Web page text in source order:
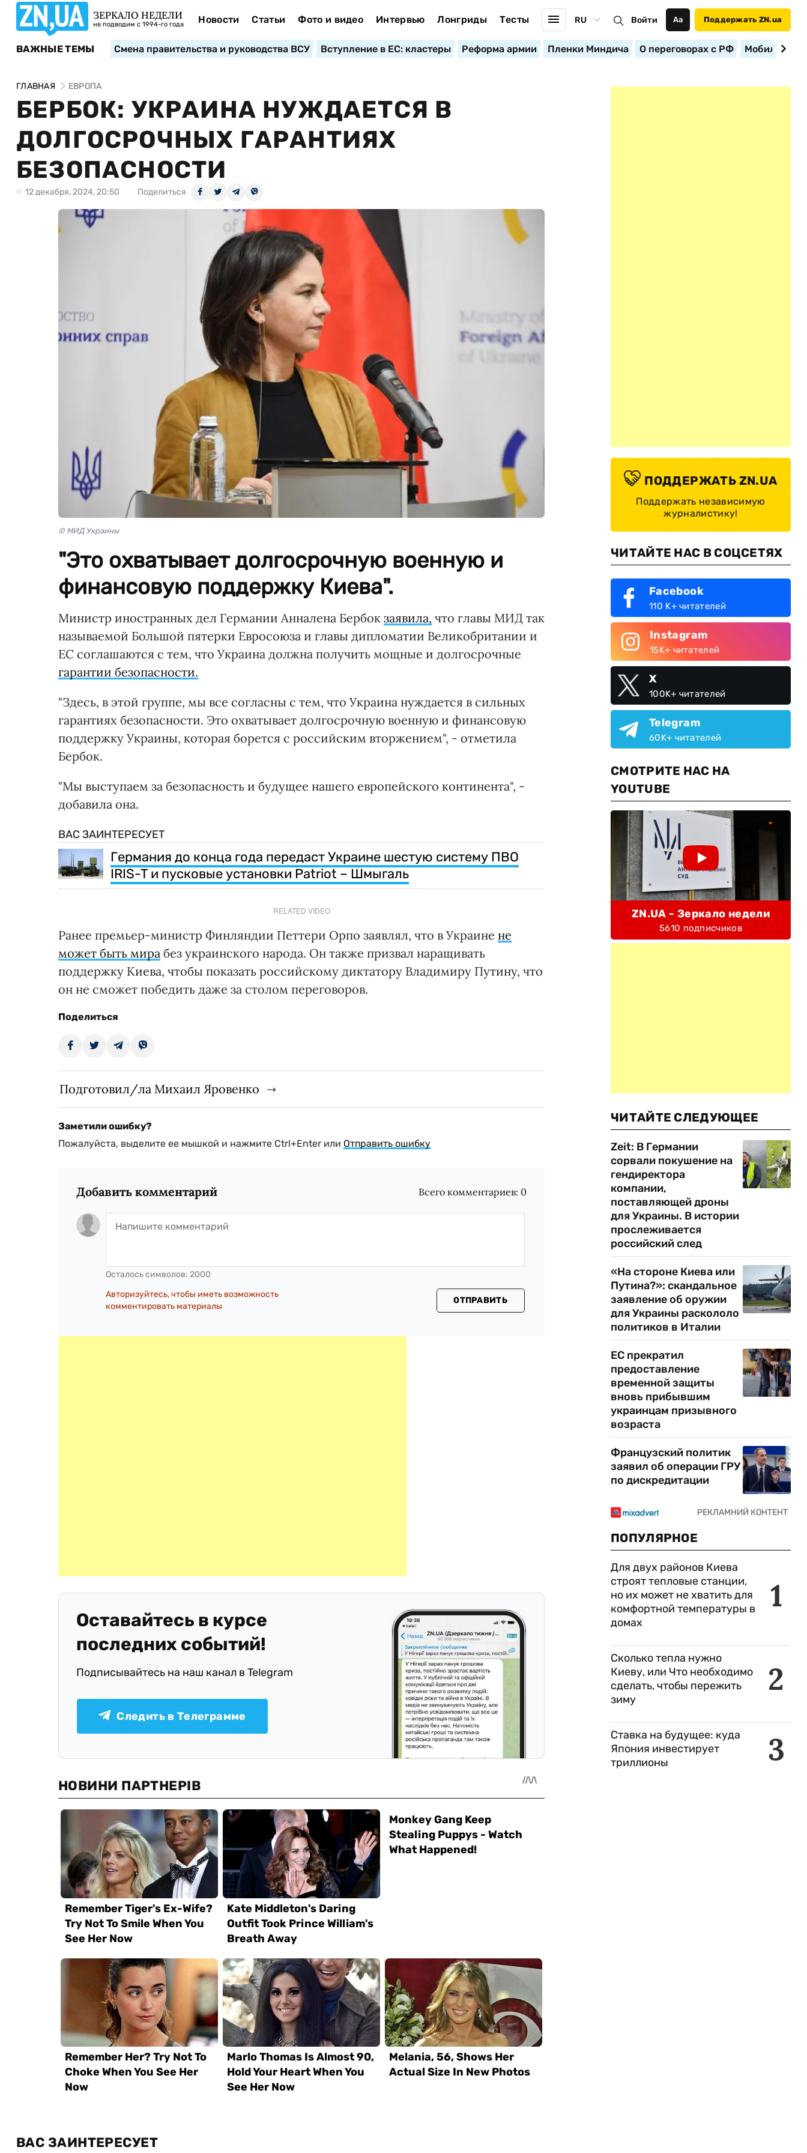
ЗЕРКАЛО НЕДЕЛИ
не подводим с 1994-го года Новости Статьи Фото и видео Интервью Лонгриды Тесты RU Войти Аа Поддержать ZN.ua
ВАЖНЫЕ ТЕМЫ Смена правительства и руководства ВСУ Вступление в ЕС: кластеры Реформа армии Пленки Миндича О переговорах с РФ
ГЛАВНАЯ ЕВРОПА
БЕРБОК: УКРАИНА НУЖДАЕТСЯ В
ДОЛГОСРОЧНЫХ ГАРАНТИЯХ
БЕЗОПАСНОСТИ
12 декабря, 2024, 20:50 Поделиться
© МИД Украины
"Это охватывает долгосрочную военную и
финансовую поддержку Киева".
Министр иностранных дел Германии Анналена Бербок заявила, что главы МИД так
называемой Большой пятерки Евросоюза и главы дипломатии Великобритании и
ЕС соглашаются с тем, что Украина должна получить мощные и долгосрочные
гарантии безопасности.
"Здесь, в этой группе, мы все согласны с тем, что Украина нуждается в сильных
гарантиях безопасности. Это охватывает долгосрочную военную и финансовую
поддержку Украины, которая борется с российским вторжением", - отметила
Бербок.
"Мы выступаем за безопасность и будущее нашего европейского континента", -
добавила она.
ВАС ЗАИНТЕРЕСУЕТ
Германия до конца года передаст Украине шестую систему ПВО
IRIS-T и пусковые установки Patriot – Шмыгаль
RELATED VIDEO
Ранее премьер-министр Финляндии Петтери Орпо заявлял, что в Украине не
может быть мира без украинского народа. Он также призвал наращивать
поддержку Киева, чтобы показать российскому диктатору Владимиру Путину, что
он не сможет победить даже за столом переговоров.
Поделиться
Подготовил/ла Михаил Яровенко
Заметили ошибку?
Пожалуйста, выделите ее мышкой и нажмите Ctrl+Enter или Отправить ошибку
Добавить комментарий Всего комментариев: 0
Осталось символов: 2000
Авторизуйтесь, чтобы иметь возможность
комментировать материалы
ОТПРАВИТЬ
Оставайтесь в курсе
последних событий!
Подписывайтесь на наш канал в Telegram
Следить в Телеграмме
ПОДДЕРЖАТЬ ZN.UA
Поддержать независимую
журналистику!
ЧИТАЙТЕ НАС В СОЦСЕТЯХ
Facebook
110 K+ читателей
Instagram
15K+ читателей
X
100K+ читателей
Telegram
60K+ читателей
СМОТРИТЕ НАС НА
YOUTUBE
ZN.UA - Зеркало недели
5610 подписчиков
ЧИТАЙТЕ СЛЕДУЮЩЕЕ
Zeit: В Германии
сорвали покушение на
гендиректора
компании,
поставляющей дроны
для Украины. В истории
прослеживается
российский след
«На стороне Киева или
Путина?»: скандальное
заявление об оружии
для Украины раскололо
политиков в Италии
ЕС прекратил
предоставление
временной защиты
вновь прибывшим
украинцам призывного
возраста
Французский политик
заявил об операции ГРУ
по дискредитации
ПОПУЛЯРНОЕ
1
Для двух районов Киева
строят тепловые станции,
но их может не хватить для
комфортной температуры в
домах
2
Сколько тепла нужно
Киеву, или Что необходимо
сделать, чтобы пережить
зиму
3
Ставка на будущее: куда
Япония инвестирует
триллионы
ВАС ЗАИНТЕРЕСУЕТ